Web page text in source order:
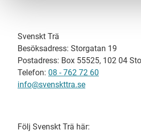
Svenskt Trä
Besöksadress: Storgatan 19
Postadress: Box 55525, 102 04
Telefon: 08 - 762 72 60
info@svenskttra.se
Följ Svenskt Trä här: